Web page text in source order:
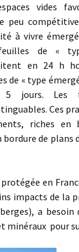
vides
peu
à vivre
de «
en 24 h
de « type
jours. Les
Ces
riches en
de plans
en
impacts de la
a besoin
minéraux pour